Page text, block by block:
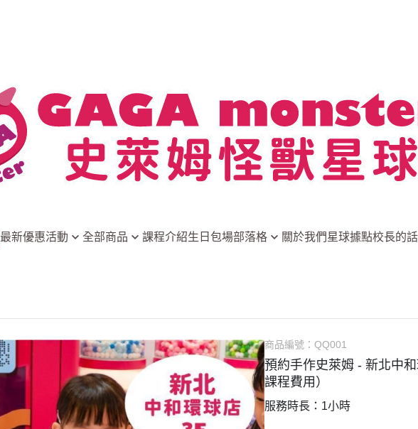
最新優惠活動 全部商品
裝飾配件
工具與容器
課程介紹生日包場部落格
創意史萊姆
史萊姆教學
史萊姆派對
關於我們星球據點校長的話
商品編號：QQ001
預約手作史萊姆 - 新北中
課程費用）
服務時長：1小時